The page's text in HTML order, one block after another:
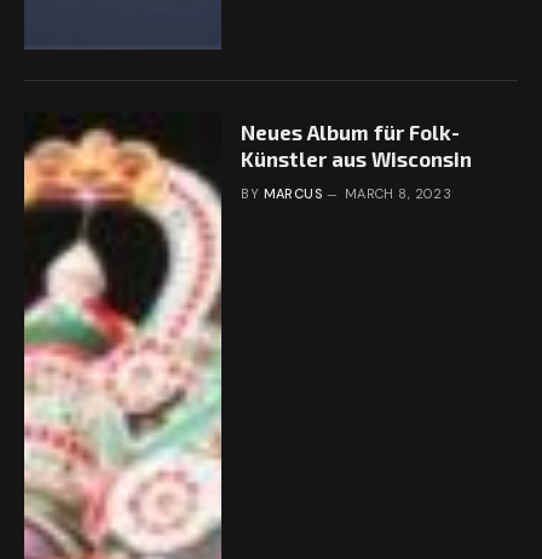
Neues Album für Folk-
Künstler aus Wisconsin
BY MARCUS MARCH 8, 2023